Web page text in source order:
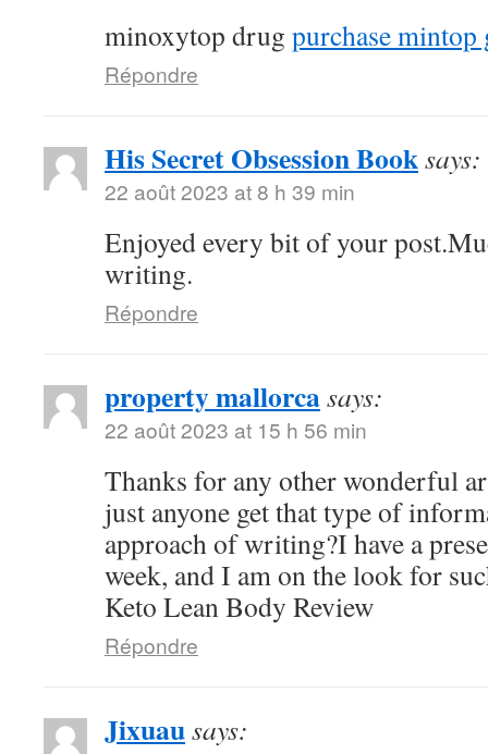
minoxytop drug purchase mintop
Répondre
His Secret Obsession Booksays:
22 août 2023 at 8 h 39 min
Enjoyed every bit of your
writing.
Répondre
property mallorcasays:
22 août 2023 at 15 h 56 min
Thanks for any other wonderful
just anyone get that type of
approach of writing?I have a
week, and I am on the look for
Keto Lean Body Review
Répondre
Jixuausays: